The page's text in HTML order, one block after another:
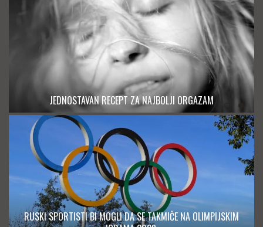
JEDNOSTAVAN RECEPT ZA NAJBOLJI ORGAZAM
RUSKI SPORTISTI BI MOGLI DA SE TAKMIČE NA OLIMPIJSKIM